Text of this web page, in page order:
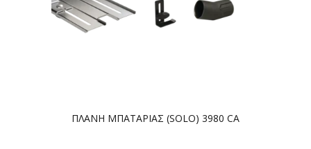
ΠΛΑΝΗ ΜΠΑΤΑΡΙΑΣ (SOLO) 3980 CA